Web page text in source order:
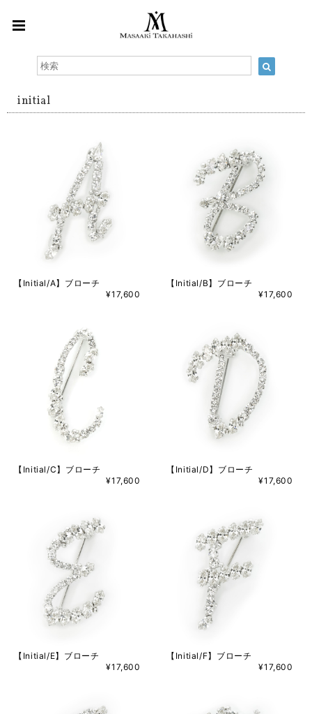
initial
【Initial/A】ブローチ
¥17,600
【Initial/B】ブローチ
¥17,600
【Initial/C】ブローチ
¥17,600
【Initial/D】ブローチ
¥17,600
【Initial/E】ブローチ
¥17,600
【Initial/F】ブローチ
¥17,600